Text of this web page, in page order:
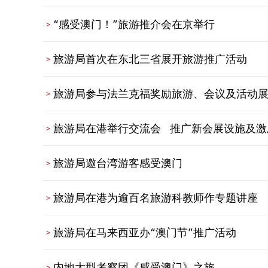
“感受澳门！”旅游推介会在京举行
旅游局首次在东北三省展开旅游推广活动
旅游局参与法兰克福奖励旅游、会议及活动展
旅游局在港举行交流会 推广新会展设施及
旅游局邀台湾游客感受澳门
旅游局在港为逾百名旅游科教师作专题讲座
旅游局在马来西亚办“澳门节”推广活动